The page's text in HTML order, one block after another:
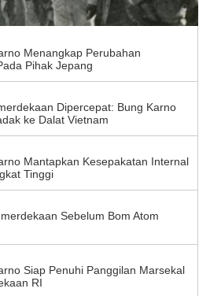
Menangkap Perubahan
Pihak Jepang
Dipercepat: Bung Karno
ke Dalat Vietnam
Mantapkan Kesepakatan Internal
Tinggi
Sebelum Bom Atom
Siap Penuhi Panggilan Marsekal
RI